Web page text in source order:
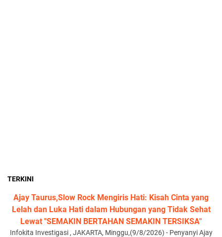
TERKINI
Ajay Taurus,Slow Rock Mengiris Hati: Kisah Cinta yang
Lelah dan Luka Hati dalam Hubungan yang Tidak Sehat
Lewat "SEMAKIN BERTAHAN SEMAKIN TERSIKSA"
Infokita Investigasi , JAKARTA, Minggu,(9/8/2026) - Penyanyi Ajay